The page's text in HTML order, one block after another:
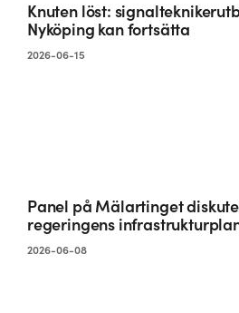
Knuten löst:
Nyköping kan fortsätta
2026-06-15
Panel på Mälartinget
regeringens
2026-06-08